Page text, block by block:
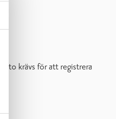
krävs för att registrera